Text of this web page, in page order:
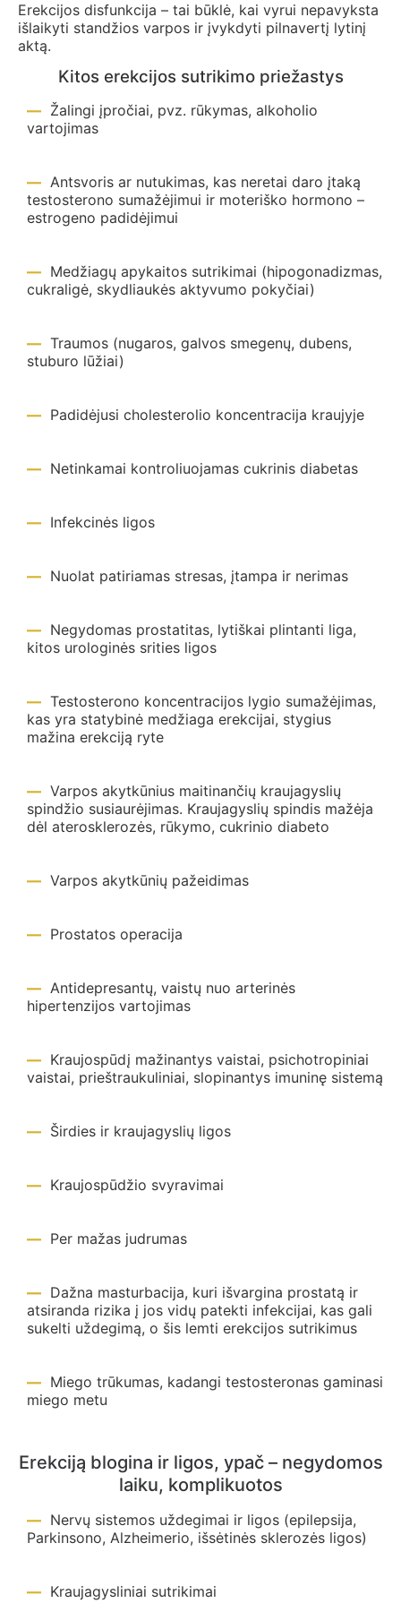
Erekcijos disfunkcija – tai būklė, kai vyrui nepavyksta
išlaikyti standžios varpos ir įvykdyti pilnavertį lytinį
aktą.
Kitos erekcijos sutrikimo priežastys
Žalingi įpročiai, pvz. rūkymas, alkoholio
vartojimas
Antsvoris ar nutukimas, kas neretai daro įtaką
testosterono sumažėjimui ir moteriško hormono –
estrogeno padidėjimui
Medžiagų apykaitos sutrikimai (hipogonadizmas,
cukraligė, skydliaukės aktyvumo pokyčiai)
Traumos (nugaros, galvos smegenų, dubens,
stuburo lūžiai)
Padidėjusi cholesterolio koncentracija kraujyje
Netinkamai kontroliuojamas cukrinis diabetas
Infekcinės ligos
Nuolat patiriamas stresas, įtampa ir nerimas
Negydomas prostatitas, lytiškai plintanti liga,
kitos urologinės srities ligos
Testosterono koncentracijos lygio sumažėjimas,
kas yra statybinė medžiaga erekcijai, stygius
mažina erekciją ryte
Varpos akytkūnius maitinančių kraujagyslių
spindžio susiaurėjimas. Kraujagyslių spindis mažėja
dėl aterosklerozės, rūkymo, cukrinio diabeto
Varpos akytkūnių pažeidimas
Prostatos operacija
Antidepresantų, vaistų nuo arterinės
hipertenzijos vartojimas
Kraujospūdį mažinantys vaistai, psichotropiniai
vaistai, prieštraukuliniai, slopinantys imuninę sistemą
Širdies ir kraujagyslių ligos
Kraujospūdžio svyravimai
Per mažas judrumas
Dažna masturbacija, kuri išvargina prostatą ir
atsiranda rizika į jos vidų patekti infekcijai, kas gali
sukelti uždegimą, o šis lemti erekcijos sutrikimus
Miego trūkumas, kadangi testosteronas gaminasi
miego metu
Erekciją blogina ir ligos, ypač – negydomos
laiku, komplikuotos
Nervų sistemos uždegimai ir ligos (epilepsija,
Parkinsono, Alzheimerio, išsėtinės sklerozės ligos)
Kraujagysliniai sutrikimai